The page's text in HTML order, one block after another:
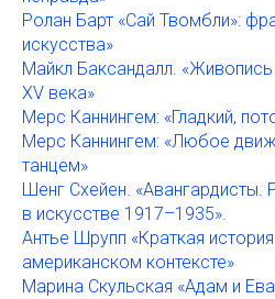
Ролан Барт «Сай Твомбли»:
искусства»
Майкл Баксандалл. «Живопись
ХV века»
Мерс Каннингем: «Гладкий,
Мерс Каннингем: «Любое
танцем»
Шенг Схейен. «Авангардисты.
в искусстве 1917–1935».
Антье Шрупп «Краткая
американском контексте»
Марина Скульская «Адам и